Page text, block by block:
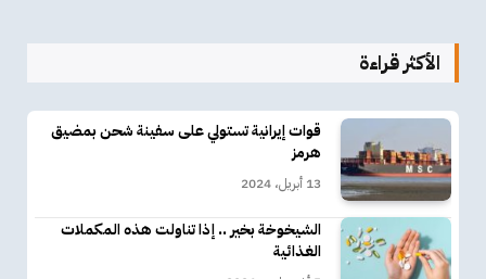
الأكثر قراءة
قوات إيرانية تستولي على سفينة شحن بمضيق
هرمز
13 أبريل، 2024
الشيخوخة بخير .. إذا تناولت هذه المكملات
الغذائية